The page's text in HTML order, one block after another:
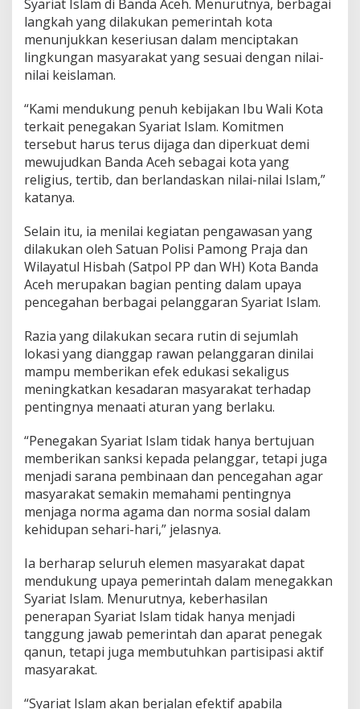
Syariat Islam di Banda Aceh. Menurutnya, berbagai
langkah yang dilakukan pemerintah kota
menunjukkan keseriusan dalam menciptakan
lingkungan masyarakat yang sesuai dengan nilai-
nilai keislaman.
“Kami mendukung penuh kebijakan Ibu Wali Kota
terkait penegakan Syariat Islam. Komitmen
tersebut harus terus dijaga dan diperkuat demi
mewujudkan Banda Aceh sebagai kota yang
religius, tertib, dan berlandaskan nilai-nilai Islam,”
katanya.
Selain itu, ia menilai kegiatan pengawasan yang
dilakukan oleh Satuan Polisi Pamong Praja dan
Wilayatul Hisbah (Satpol PP dan WH) Kota Banda
Aceh merupakan bagian penting dalam upaya
pencegahan berbagai pelanggaran Syariat Islam.
Razia yang dilakukan secara rutin di sejumlah
lokasi yang dianggap rawan pelanggaran dinilai
mampu memberikan efek edukasi sekaligus
meningkatkan kesadaran masyarakat terhadap
pentingnya menaati aturan yang berlaku.
“Penegakan Syariat Islam tidak hanya bertujuan
memberikan sanksi kepada pelanggar, tetapi juga
menjadi sarana pembinaan dan pencegahan agar
masyarakat semakin memahami pentingnya
menjaga norma agama dan norma sosial dalam
kehidupan sehari-hari,” jelasnya.
Ia berharap seluruh elemen masyarakat dapat
mendukung upaya pemerintah dalam menegakkan
Syariat Islam. Menurutnya, keberhasilan
penerapan Syariat Islam tidak hanya menjadi
tanggung jawab pemerintah dan aparat penegak
qanun, tetapi juga membutuhkan partisipasi aktif
masyarakat.
“Syariat Islam akan berjalan efektif apabila